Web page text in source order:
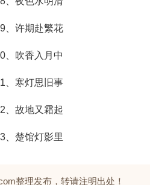
、许期赴繁花
、吹香入月中
、寒灯思旧事
、故地又霜起
、楚馆灯影里
整理发布，转请注明出处！